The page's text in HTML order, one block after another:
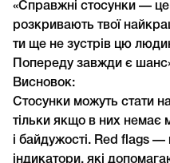
«Справжні стосунки — це
розкривають твої
ти ще не зустрів цю
Попереду завжди є
Висновок:
Стосунки можуть стати
тільки якщо в них немає
і байдужості. Red flags
індикатори, які